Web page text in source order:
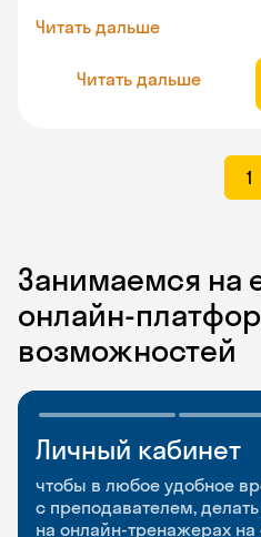
Читать дальше
Читать дальше
1
Занимаемся на
онлайн-
возможностей
Личный кабинет
чтобы в любое удобное
с преподавателем,
на онлайн-тренажерах
Мобильное
приложение
чтобы заниматься и
Разговорные
и Talks
Групповые занятия для